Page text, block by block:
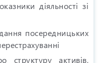
діяльності зі
посередницьких
активів,